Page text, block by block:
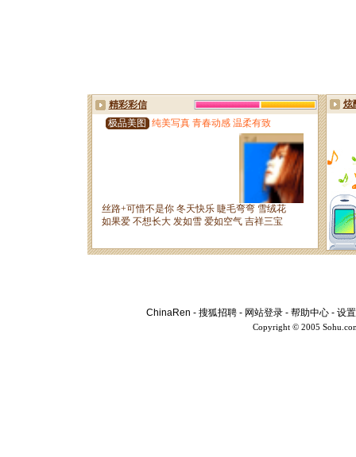
ChinaRen - 搜狐招聘 - 网站登录 - 帮助中心 - 设
Copyright © 2005